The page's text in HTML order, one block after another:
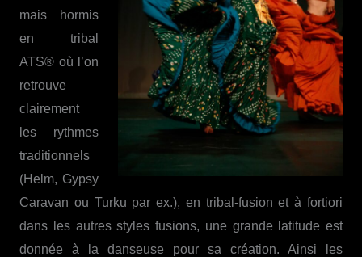
mais hormis
en tribal
ATS® où l’on
retrouve
clairement
les rythmes
traditionnels
(Helm, Gypsy
Caravan ou Turku par ex.), en tribal-fusion et à fortiori
dans les autres styles fusions, une grande latitude est
donnée à la danseuse pour sa création. Ainsi les